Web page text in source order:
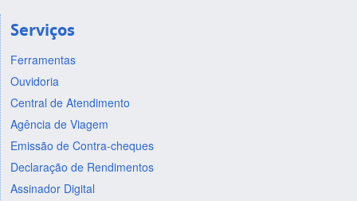
Serviços
Ferramentas
Ouvidoria
Central de Atendimento
Agência de Viagem
Emissão de Contra-cheques
Declaração de Rendimentos
Assinador Digital